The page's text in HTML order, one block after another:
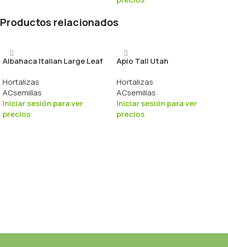
Productos relacionados
Albahaca Italian Large Leaf
Hortalizas
ACsemillas
Iniciar sesión para ver
precios
Apio Tall Utah
Hortalizas
ACsemillas
Iniciar sesión para ver
precios